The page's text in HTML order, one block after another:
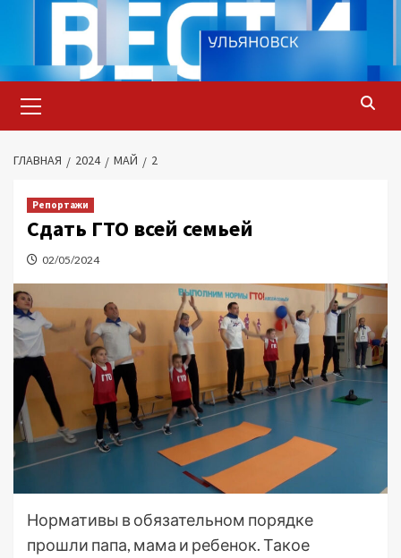
содержимому
меню
ГЛАВНАЯ 2024 МАЙ 2
Репортажи
Сдать ГТО всей семьей
02/05/2024
Нормативы в обязательном порядке
прошли папа, мама и ребенок. Такое